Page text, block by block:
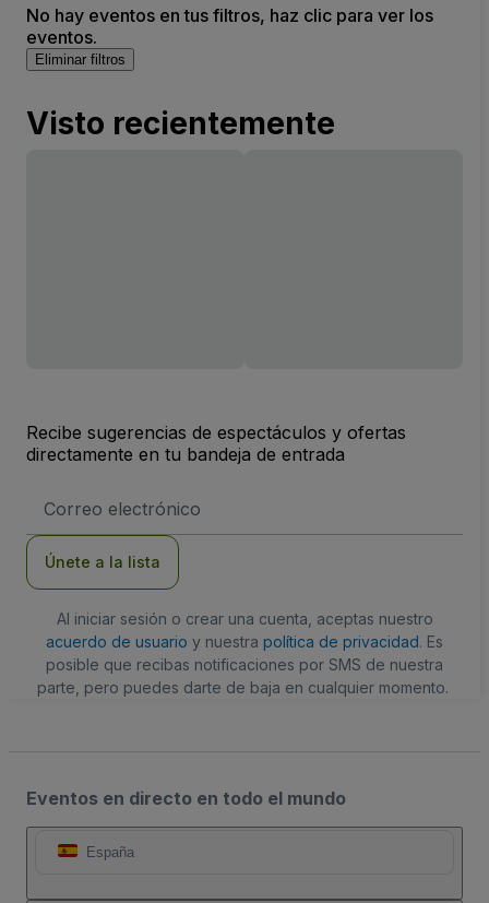
No hay eventos en tus filtros, haz clic para ver los
eventos.
Eliminar filtros
Visto recientemente
Recibe sugerencias de espectáculos y ofertas
directamente en tu bandeja de entrada
de
Únete a la lista
Al iniciar sesión o crear una cuenta, aceptas nuestro
acuerdo de usuario y nuestra política de privacidad. Es
posible que recibas notificaciones por SMS de nuestra
parte, pero puedes darte de baja en cualquier momento.
Eventos en directo en todo el mundo
España